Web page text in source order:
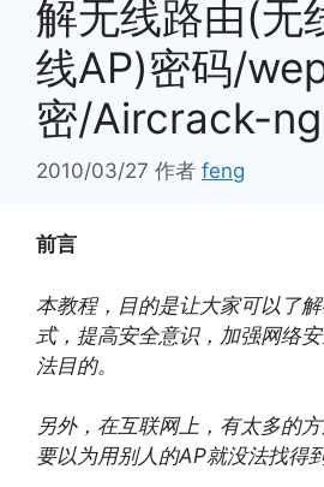
解无线路由(无
线AP)密码/
密/Aircrack-ng
2010/03/27 作者 feng
前言
本教程，目的是让大家可以了
式，提高安全意识，加强网络
法目的。
另外，在互联网上，有太多的
要以为用别人的AP就没法找得到